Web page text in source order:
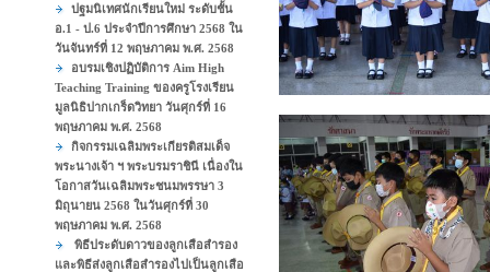
ปฐมนิเทศนักเรียนใหม่ ระดับชั้น
อ.1 - ป.6 ประจำปีการศึกษา 2568 ใน
วันจันทร์ที่ 12 พฤษภาคม พ.ศ. 2568
อบรมเชิงปฏิบัติการ Aim High
Teaching Training ของครูโรงเรียน
มูลนิธิปากเกร็ดวิทยา วันศุกร์ที่ 16
พฤษภาคม พ.ศ. 2568
กิจกรรมเฉลิมพระเกียรติสมเด็จ
พระนางเจ้า ฯ พระบรมราชินี เนื่องใน
โอกาสวันเฉลิมพระชนมพรรษา 3
มิถุนายน 2568 ในวันศุกร์ที่ 30
พฤษภาคม พ.ศ. 2568
พิธีประดับดาวของลูกเสือสำรอง
และพิธีส่งลูกเสือสำรองไปเป็นลูกเสือ